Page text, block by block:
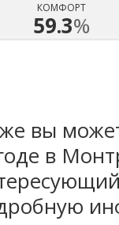
КОМФОРТ
59.3%
вы
в